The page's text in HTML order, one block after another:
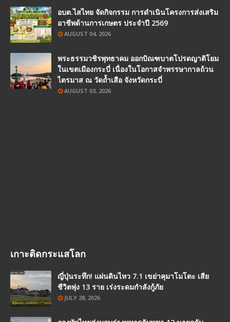
อบต.ไสไทย จัดกิจกรรม การดำเนินโครงการส่งเสริม
อาชีพด้านการเกษตร ประจำปี 2569
AUGUST 04, 2026
พระธรรมวชิรพุทธาคม ออกบิณฑบาตโปรดญาติโยม
ในเขตเมืองกระบี่ เนื่องในโอกาสจำพรรษากาลถ้วน
ไตรมาส ณ วัดถ้ำเสือ จังหวัดกระบี่
AUGUST 03, 2026
เกาะติดกระแสโลก
ญี่ปุ่นระทึก! แผ่นดินไหว 7.1 เขย่าคุมาโมโตะ เสีย
ชีวิตพุ่ง 13 ราย เร่งระดมกำลังกู้ภัย
JULY 28, 2026